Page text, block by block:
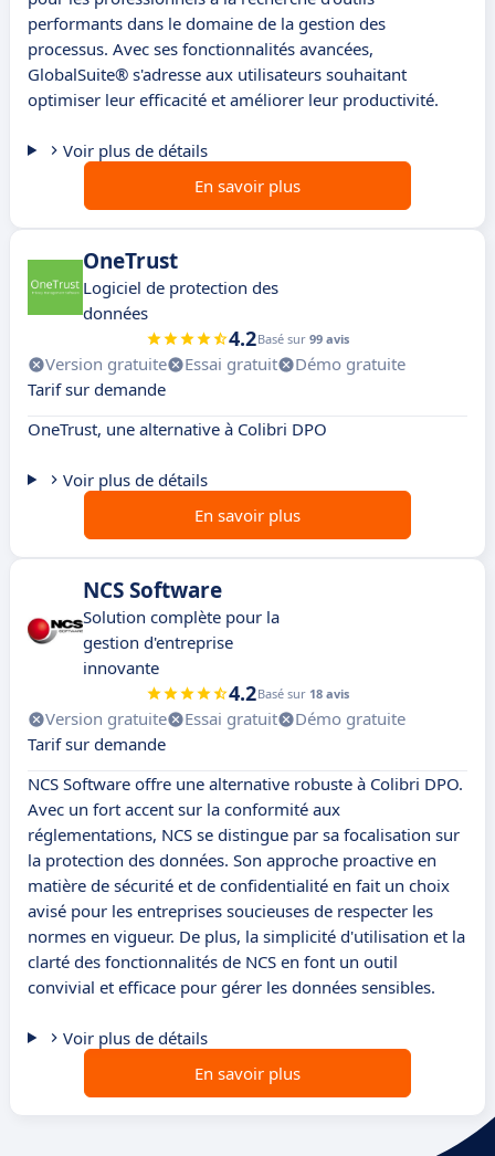
performants dans le domaine de la gestion des
processus. Avec ses fonctionnalités avancées,
GlobalSuite® s'adresse aux utilisateurs souhaitant
optimiser leur efficacité et améliorer leur productivité.
Voir plus de détails
En savoir plus
OneTrust
Logiciel de protection des
données
4.2Basé sur 99 avis
Version gratuite Essai gratuit
Démo gratuite
Tarif sur demande
OneTrust, une alternative à Colibri DPO
Voir plus de détails
En savoir plus
NCS Software
Solution complète pour la
gestion d'entreprise
innovante
4.2Basé sur 18 avis
Version gratuite Essai gratuit
Démo gratuite
Tarif sur demande
NCS Software offre une alternative robuste à Colibri DPO.
Avec un fort accent sur la conformité aux
réglementations, NCS se distingue par sa focalisation sur
la protection des données. Son approche proactive en
matière de sécurité et de confidentialité en fait un choix
avisé pour les entreprises soucieuses de respecter les
normes en vigueur. De plus, la simplicité d'utilisation et la
clarté des fonctionnalités de NCS en font un outil
convivial et efficace pour gérer les données sensibles.
Voir plus de détails
En savoir plus